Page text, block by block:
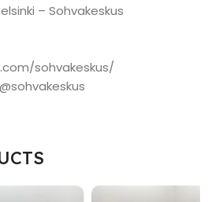
– Sohvakeskus
sohvakeskus/